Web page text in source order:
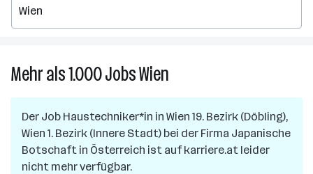
Mehr als 1.000JobsWien
Jobs
in
Wien
Der Job Haustechniker*in in Wien 19. Bezirk (Döbling),
Wien 1. Bezirk (Innere Stadt) bei der Firma Japanische
Botschaft in Österreich ist auf karriere.at leider
nicht mehr verfügbar.